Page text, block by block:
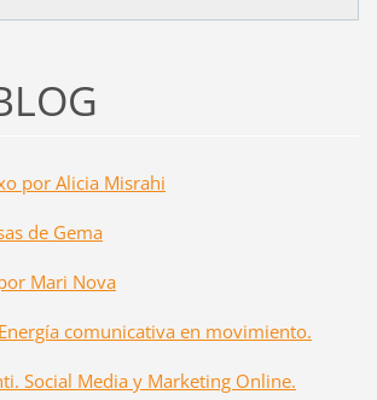
por Alicia Misrahi
de Gema
Mari Nova
comunicativa en movimiento.
Social Media y Marketing Online.